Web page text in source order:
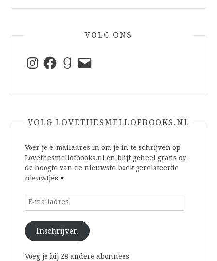
VOLG ONS
InstagramFacebookGoodreads
E-
mail
VOLG LOVETHESMELLOFBOOKS.NL
Voer je e-mailadres in om je in te schrijven op
Lovethesmellofbooks.nl en blijf geheel gratis op
de hoogte van de nieuwste boek gerelateerde
nieuwtjes ♥
E-
Inschrijven
Voeg je bij 28 andere abonnees